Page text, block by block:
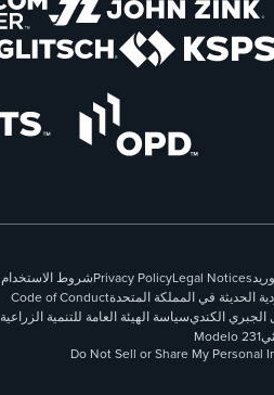
شروط الاستخدامPrivacy PolicyLegal Notices
Code of Conductالحديثة في المملكة المتحدة
سياسة الهيئة العامة للتنمية الزراعيةالجبري الكندي
Modelo 231
Do Not Sell or Share My Personal